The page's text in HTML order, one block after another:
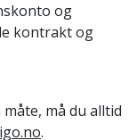
og
kontrakt og
må du alltid
.